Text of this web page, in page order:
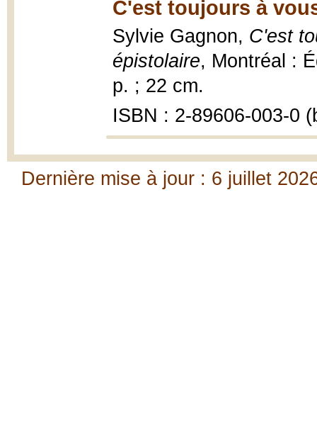
C'est toujours à
Sylvie Gagnon, C'est
épistolaire, Montréal :
p. ; 22 cm.
ISBN : 2-89606-003-0
Dernière mise à jour : 6 juillet